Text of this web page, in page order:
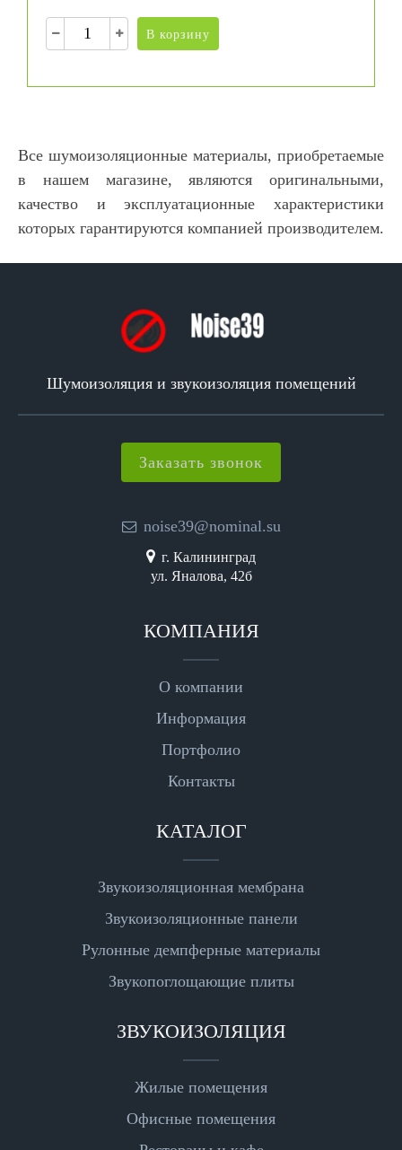
В корзину
Все шумоизоляционные материалы, приобретаемые
в нашем магазине, являются оригинальными,
качество и эксплуатационные характеристики
которых гарантируются компанией производителем.
Шумоизоляция и звукоизоляция помещений
Заказать звонок
noise39@nominal.su
г. Калининград
ул. Яналова, 42б
КОМПАНИЯ
О компании
Информация
Портфолио
Контакты
КАТАЛОГ
Звукоизоляционная мембрана
Звукоизоляционные панели
Рулонные демпферные материалы
Звукопоглощающие плиты
ЗВУКОИЗОЛЯЦИЯ
Жилые помещения
Офисные помещения